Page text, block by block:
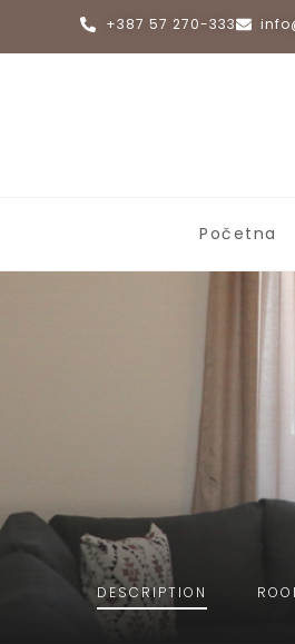
+387 57 270-333
Početna
DESCRIPTION